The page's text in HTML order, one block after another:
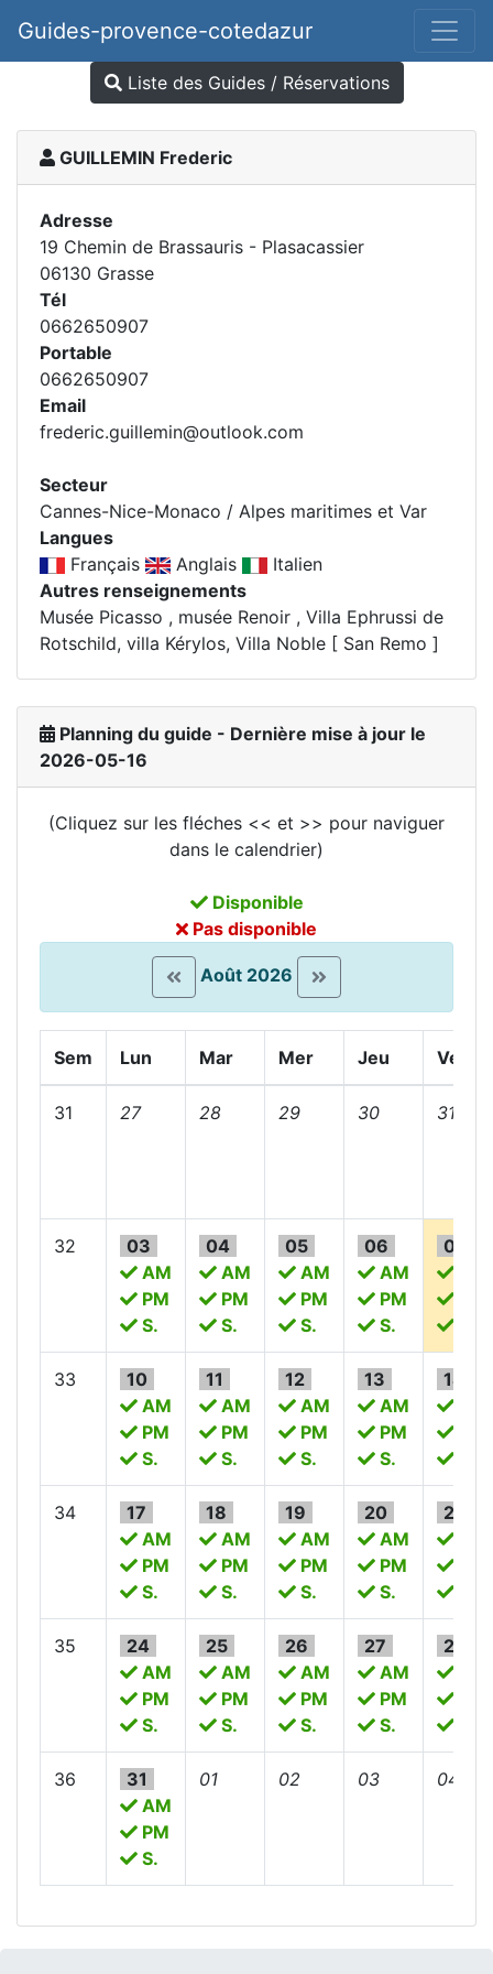
Guides-provence-cotedazur
Liste des Guides / Réservations
GUILLEMIN Frederic
Adresse
19 Chemin de Brassauris - Plasacassier
06130 Grasse
Tél
0662650907
Portable
0662650907
Email
frederic.guillemin@outlook.com
Secteur
Cannes-Nice-Monaco / Alpes maritimes et Var
Langues
Français
Anglais
Italien
Autres renseignements
Musée Picasso , musée Renoir , Villa Ephrussi de
Rotschild, villa Kérylos, Villa Noble [ San Remo ]
Planning du guide - Dernière mise à jour le
2026-05-16
(Cliquez sur les fléches << et >> pour naviguer
dans le calendrier)
Disponible
Pas disponible
Août 2026
Sem Lun Mar Mer Jeu Ven
31 27 28 29 30 31
32
03
AM
PM
S.
04
AM
PM
S.
05
AM
PM
S.
06
AM
PM
S.
07
33
10
AM
PM
S.
11
AM
PM
S.
12
AM
PM
S.
13
AM
PM
S.
14
34
17
AM
PM
S.
18
AM
PM
S.
19
AM
PM
S.
20
AM
PM
S.
21
35
24
AM
PM
S.
25
AM
PM
S.
26
AM
PM
S.
27
AM
PM
S.
28
36
31
AM
PM
S.
01 02 03 04